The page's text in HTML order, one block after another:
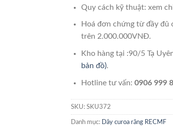
Quy cách kỹ thuật: xem
Hoá đơn chứng từ đầy đủ
trên 2.000.000VNĐ.
Kho hàng tại :90/5 Tạ
bản đồ).
Hotline tư vấn: 0906 999
SKU: SKU372
Danh mục: Dây curoa răng RECMF